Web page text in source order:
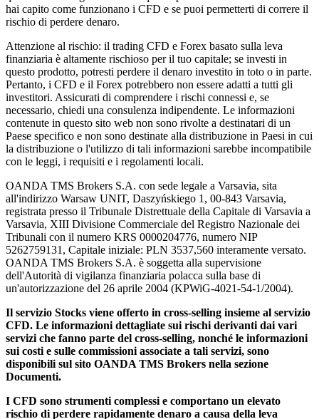
hai capito come funzionano i CFD e se puoi permetterti di correre il
rischio di perdere denaro.
Attenzione al rischio: il trading CFD e Forex basato sulla leva
finanziaria è altamente rischioso per il tuo capitale; se investi in
questo prodotto, potresti perdere il denaro investito in toto o in parte.
Pertanto, i CFD e il Forex potrebbero non essere adatti a tutti gli
investitori. Assicurati di comprendere i rischi connessi e, se
necessario, chiedi una consulenza indipendente. Le informazioni
contenute in questo sito web non sono rivolte a destinatari di un
Paese specifico e non sono destinate alla distribuzione in Paesi in cui
la distribuzione o l'utilizzo di tali informazioni sarebbe incompatibile
con le leggi, i requisiti e i regolamenti locali.
OANDA TMS Brokers S.A. con sede legale a Varsavia, sita
all'indirizzo Warsaw UNIT, Daszyńskiego 1, 00-843 Varsavia,
registrata presso il Tribunale Distrettuale della Capitale di Varsavia a
Varsavia, XIII Divisione Commerciale del Registro Nazionale dei
Tribunali con il numero KRS 0000204776, numero NIP
5262759131, Capitale iniziale: PLN 3537,560 interamente versato.
OANDA TMS Brokers S.A. è soggetta alla supervisione
dell'Autorità di vigilanza finanziaria polacca sulla base di
un'autorizzazione del 26 aprile 2004 (KPWiG-4021-54-1/2004).
Il servizio Stocks viene offerto in cross-selling insieme al servizio
CFD. Le informazioni dettagliate sui rischi derivanti dai vari
servizi che fanno parte del cross-selling, nonché le informazioni
sui costi e sulle commissioni associate a tali servizi, sono
disponibili sul sito OANDA TMS Brokers nella sezione
Documenti.
I CFD sono strumenti complessi e comportano un elevato
rischio di perdere rapidamente denaro a causa della leva